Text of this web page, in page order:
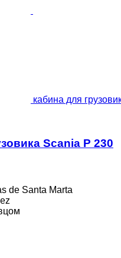
кабина для
Scania P 230
de Santa Marta